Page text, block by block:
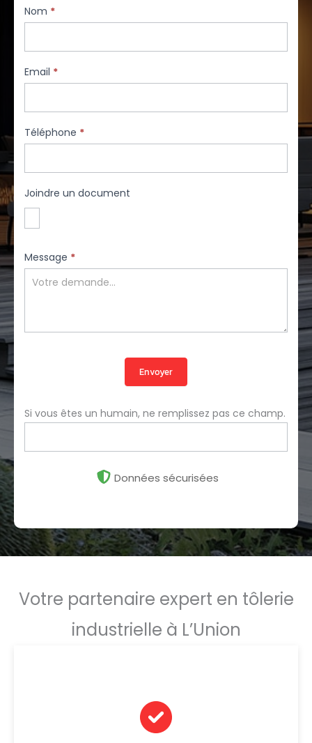
Nom *
Email *
Téléphone *
Joindre un document
Message *
Envoyer
Si vous êtes un humain, ne remplissez pas ce champ.
Données sécurisées
Votre partenaire expert en tôlerie
industrielle à L’Union